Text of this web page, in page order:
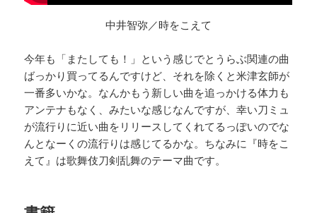
中井智弥／時をこえて
今年も「またしても！」という感じでとうらぶ関連の曲
ばっかり買ってるんですけど、それを除くと米津玄師が
一番多いかな。なんかもう新しい曲を追っかける体力も
アンテナもなく、みたいな感じなんですが、幸い刀ミュ
が流行りに近い曲をリリースしてくれてるっぽいのでな
んとなーくの流行りは感じてるかな。ちなみに『時をこ
えて』は歌舞伎刀剣乱舞のテーマ曲です。